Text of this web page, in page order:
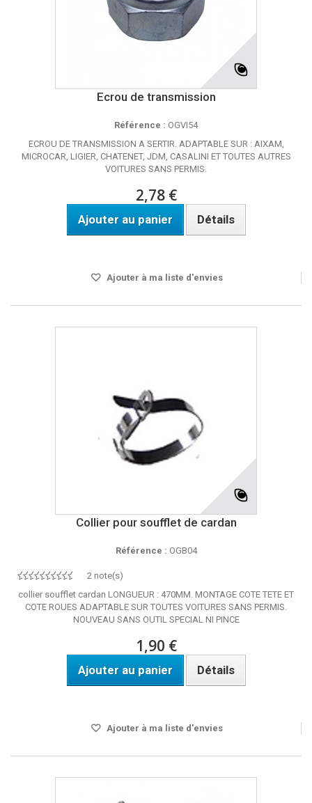
Ecrou de transmission
Référence : OGVI54
ECROU DE TRANSMISSION A SERTIR. ADAPTABLE SUR : AIXAM,
MICROCAR, LIGIER, CHATENET, JDM, CASALINI ET TOUTES AUTRES
VOITURES SANS PERMIS.
2,78 €
Ajouter au panier Détails
Ajouter à ma liste d'envies
Collier pour soufflet de cardan
Référence : OGB04
2 note(s)
collier soufflet cardan LONGUEUR : 470MM. MONTAGE COTE TETE ET
COTE ROUES ADAPTABLE SUR TOUTES VOITURES SANS PERMIS.
NOUVEAU SANS OUTIL SPECIAL NI PINCE
1,90 €
Ajouter au panier Détails
Ajouter à ma liste d'envies